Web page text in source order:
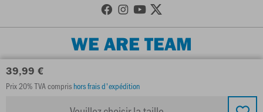
39,99 €
Prix 20% TVA compris hors frais d'expédition
WE ARE TEAM